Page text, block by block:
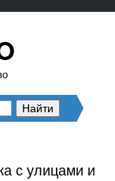
с улицами и